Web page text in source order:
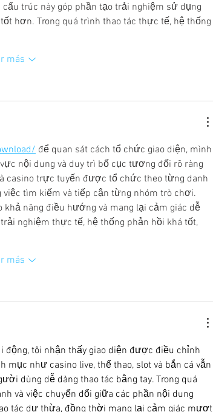
trúc này góp phần tạo trải nghiệm sử dụng
hơn. Trong quá trình thao tác thực tế, hệ thống
más
để quan sát cách tổ chức giao diện, mình
nội dung và duy trì bố cục tương đối rõ ràng
casino trực tuyến được tổ chức theo từng danh
tìm kiếm và tiếp cận từng nhóm trò chơi.
khả năng điều hướng và mang lại cảm giác dễ
nghiệm thực tế, hệ thống phản hồi khá tốt,
más
động, tôi nhận thấy giao diện được điều chỉnh
mục như casino live, thể thao, slot và bắn cá vẫn
dùng dễ dàng thao tác bằng tay. Trong quá
và việc chuyển đổi giữa các phần nội dung
tác dư thừa, đồng thời mang lại cảm giác mượt